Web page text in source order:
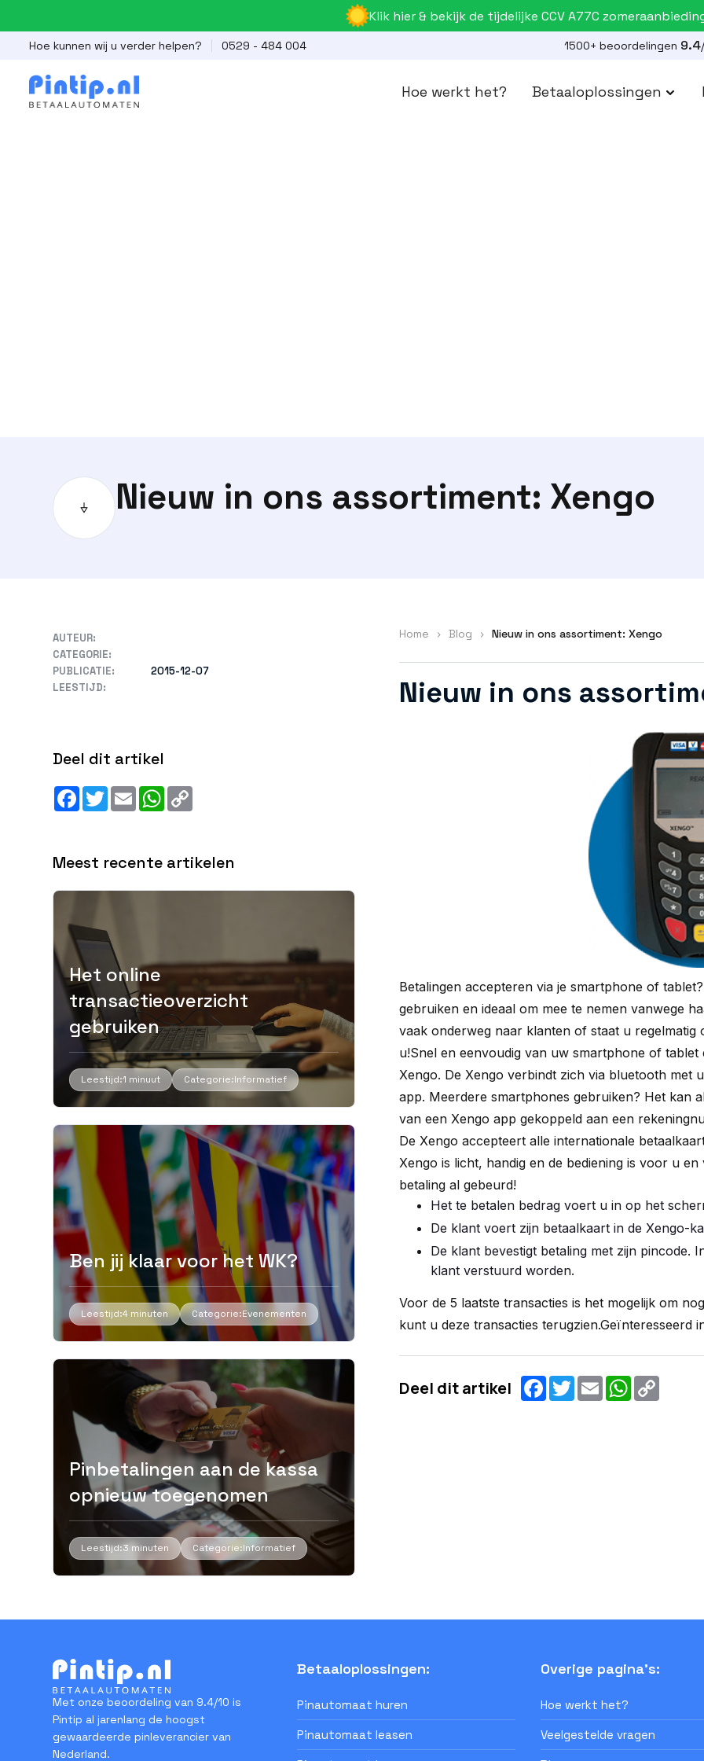
Klik hier & bekijk de tijdelijke CCV A77C
Hoe kunnen wij u verder helpen? 0529 - 484 004 1500+ beoordelingen 9.4
Hoe werkt het? Betaaloplossingen
Nieuw in ons assortiment: Xengo
AUTEUR:
CATEGORIE:
PUBLICATIE:
2015-12-07
LEESTIJD:
Deel dit artikel
Facebook
Twitter
EmailWhatsApp
Meest recente artikelen
Het online
transactieoverzicht
gebruiken
Leestijd:1 minuut Categorie:Informatief
Ben jij klaar voor het WK?
Leestijd:4 minuten Categorie:Evenementen
Pinbetalingen aan de kassa
opnieuw toegenomen
Leestijd:3 minuten Categorie:Informatief
Home > Blog > Nieuw in ons assortiment: Xengo
Nieuw in ons
Betalingen accepteren via je smartphone of
gebruiken en ideaal om mee te nemen vanwege
vaak onderweg naar klanten of staat u
u!Snel en eenvoudig van uw smartphone of
Xengo. De Xengo verbindt zich via bluetooth met
app. Meerdere smartphones gebruiken? Het kan
van een Xengo app gekoppeld aan een
De Xengo accepteert alle internationale
Xengo is licht, handig en de bediening is voor u
betaling al gebeurd!
Het te betalen bedrag voert u in op het
De klant voert zijn betaalkaart in de Xengo-
De klant bevestigt betaling met zijn pincode.
klant verstuurd worden.
Voor de 5 laatste transacties is het mogelijk om
kunt u deze transacties terugzien.Geïnteresseerd
Deel dit artikel Facebook
Twitter
EmailWhatsApp
Copy
Link
Met onze beoordeling van 9.4/10 is
Pintip al jarenlang de hoogst
gewaardeerde pinleverancier van
Nederland.
Betaaloplossingen:
Pinautomaat huren
Pinautomaat leasen
Overige pagina's:
Hoe werkt het?
Veelgestelde vragen